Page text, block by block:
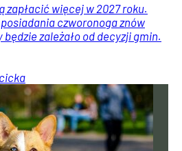
zapłacić więcej w 2027 roku.
czworonoga znów
zależało od decyzji gmin.